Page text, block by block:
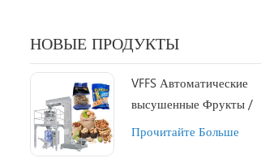
НОВЫЕ ПРОДУКТЫ
VFFS Автоматические
высушенные Фрукты /
кешью гайка / миндаль
Прочитайте Больше